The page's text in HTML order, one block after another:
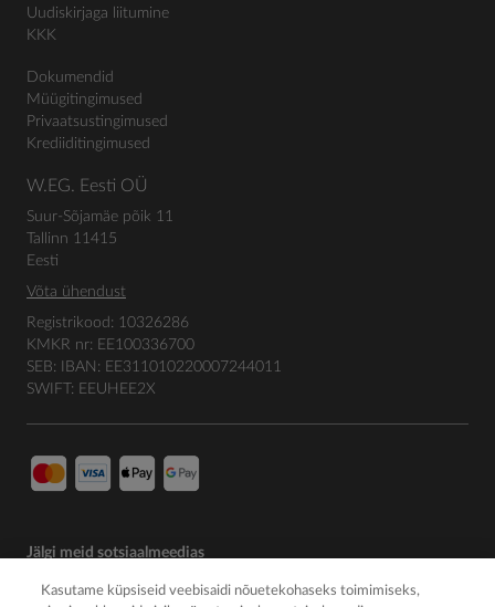
Uudiskirjaga liitumine
KKK
Dokumendid
Müügitingimused
Privaatsustingimused
Krediiditingimused
W.EG. Eesti OÜ
Suur-Sõjamäe põik 11
Tallinn 11415
Eesti
Võta ühendust
Registrikood: 10326286
KMKR nr: EE100336700
SEB: IBAN: EE311010220007244011
SWIFT: EEUHEE2X
Jälgi meid sotsiaalmeedias
Kasutame küpsiseid veebisaidi nõuetekohaseks toimimiseks,